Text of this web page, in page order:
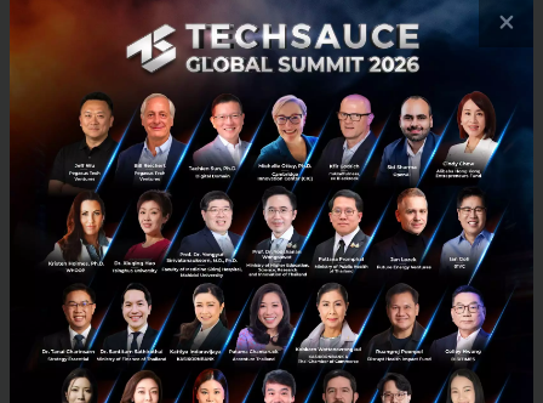
พฤษภาคม 31, 2023
Techsauce Team
crowdfunding
×